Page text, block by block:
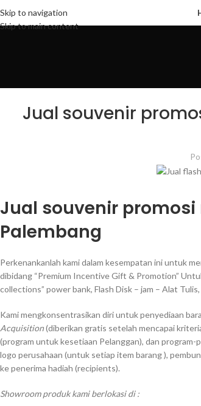
Skip to navigation
Skip to main content
Jual souvenir
Jual souvenir
Palembang
Perkenankanlah kami dalam kesempatan ini untuk
dibidang “Premium Incentive Gift & Promotion”
collections” power bank, Flash Disk – jam – Alat
Kami mengkonsentrasikan diri untuk penyediaan
Acquisition(diberikan gratis setelah mencapai
(program untuk kesetiaan Pelanggan), dan program-
logo perusahaan (untuk setiap item barang ),
ke penerima hadiah (recipients).
Showroom produk kami berlokasi di :